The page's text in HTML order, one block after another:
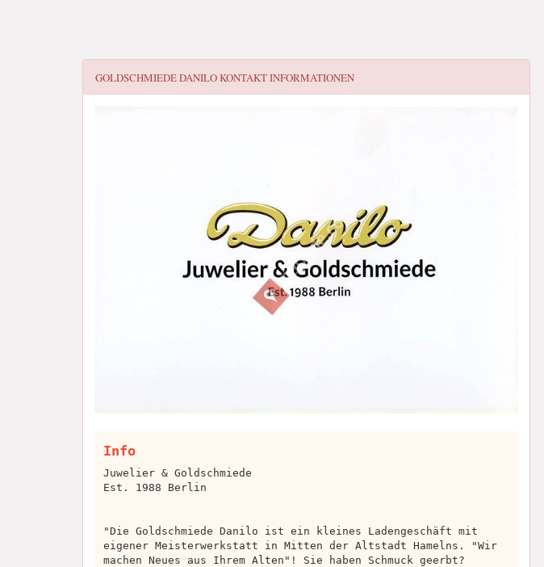
GOLDSCHMIEDE DANILOKONTAKT INFORMATIONEN
Info
Juwelier & Goldschmiede
Est. 1988 Berlin
"Die Goldschmiede Danilo ist ein kleines Ladengeschäft mit
eigener Meisterwerkstatt in Mitten der Altstadt Hamelns. "Wir
machen Neues aus Ihrem Alten"! Sie haben Schmuck geerbt?